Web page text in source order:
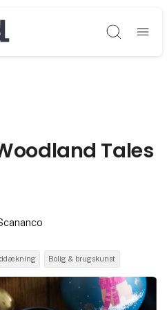
Søg
Tales
Bolig & brugskunst